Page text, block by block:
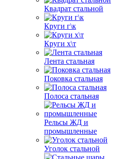
Квадрат стальной
Круги г\к
Круги х\т
Лента стальная
Поковка стальная
Полоса стальная
Рельсы ЖД и
промышленные
Уголок стальной